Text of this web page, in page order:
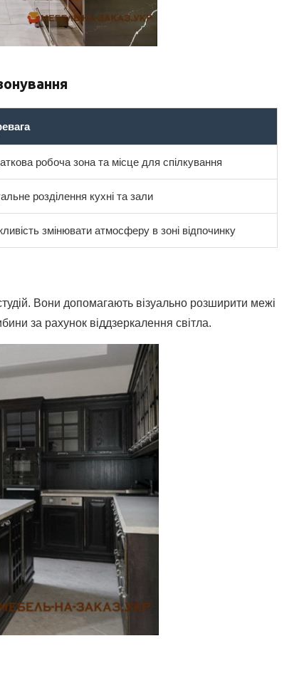
робоча зона та місце для спілкування
розділення кухні та зали
змінювати атмосферу в зоні відпочинку
Вони допомагають візуально розширити межі
за рахунок віддзеркалення світла.